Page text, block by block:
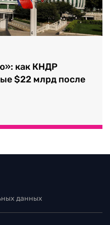
как КНДР
$22 млрд после
данных